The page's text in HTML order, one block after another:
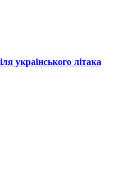
українського літака